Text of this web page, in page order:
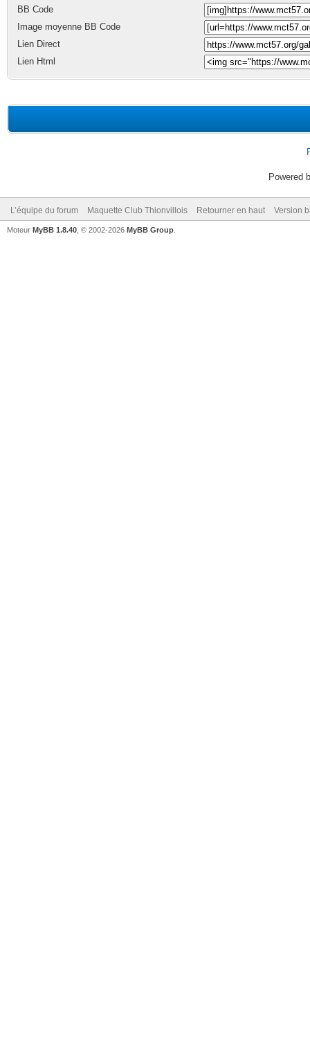
BB Code
Image moyenne BB Code
Lien Direct
Lien Html
Powered
L’équipe du forum Maquette Club Thionvillois Retourner en haut Version
Moteur MyBB 1.8.40 , © 2002-2026 MyBB Group